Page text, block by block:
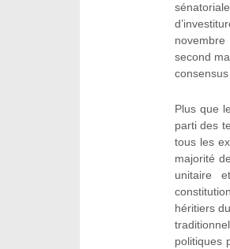
second
Plus que
parti des
tous les
majorité
unitaire
héritiers
politiques